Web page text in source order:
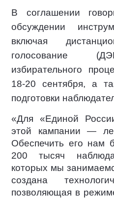
В соглашении
обсуждении
включая
голосование
избирательного
18-20 сентября, а
подготовки
«Для «Единой
этой кампании —
Обеспечить его нам
200 тысяч
которых мы
создана
позволяющая в